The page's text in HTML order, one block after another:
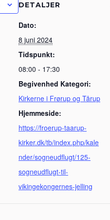
DETALJER
Dato:
8 juni 2024
Tidspunkt:
08:00 - 17:30
Begivenhed Kategori:
Kirkerne i Frørup og Tårup
Hjemmeside:
https://froerup-taarup-
kirker.dk/tb/index.php/kale
nder/sogneudflugt/125-
sogneudflugt-til-
vikingekongernes-jelling